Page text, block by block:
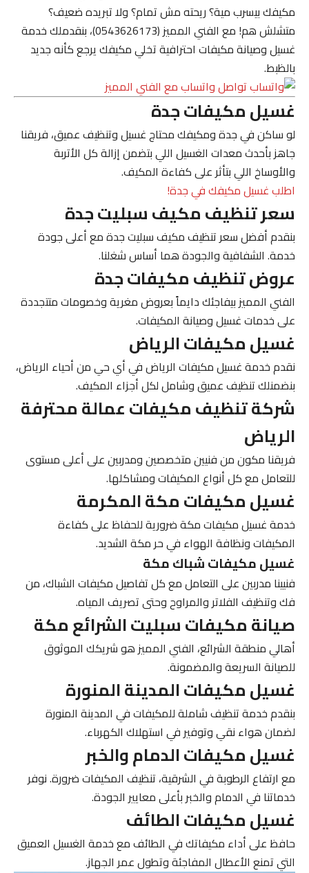
مكيفك بيسرب مية؟ ريحته مش تمام؟ ولا تبريده ضعيف؟
متشلش هم! معالفني المميز (0543626173)
، بنقدملك خدمة
غسيل وصيانة مكيفات احترافية تخلي مكيفك يرجع كأنه جديد
بالظبط.
تواصل واتساب مع الفني المميز
غسيل مكيفات جدة
لو ساكن فيجدةومكيفك محتاج غسيل وتنظيف عميق، فريقنا
جاهز بأحدث معدات الغسيل اللي بتضمن إزالة كل الأتربة
والأوساخ اللي بتأثر على كفاءة المكيف.
اطلب غسيل مكيفك في جدة!
سعر تنظيف مكيف سبليت جدة
بنقدم أفضلسعر تنظيف مكيف سبليت جدةمع أعلى جودة
خدمة. الشفافية والجودة هما أساس شغلنا.
عروض تنظيف مكيفات جدة
الفني المميزبيفاجئك دايماً بعروض مغرية وخصومات متتجددة
على خدمات غسيل وصيانة المكيفات.
غسيل مكيفات الرياض
نقدم خدمةغسيل مكيفات الرياضفي أي حي من أحياء الرياض،
بنضمنلك تنظيف عميق وشامل لكل أجزاء المكيف.
شركة تنظيف مكيفات عمالة محترفة
الرياض
فريقنا مكون من فنيين متخصصين ومدربين على أعلى مستوى
للتعامل مع كل أنواع المكيفات ومشاكلها.
غسيل مكيفات مكة المكرمة
خدمةغسيل مكيفات مكةضرورية للحفاظ على كفاءة
المكيفات ونظافة الهواء في حر مكة الشديد.
غسيل مكيفات شباك مكة
فنيينا مدربين على التعامل مع كل تفاصيل مكيفات الشباك، من
فك وتنظيف الفلاتر والمراوح وحتى تصريف المياه.
صيانة مكيفات سبليت الشرائع مكة
أهالي منطقة الشرائع،الفني المميزهو شريكك الموثوق
للصيانة السريعة والمضمونة.
غسيل مكيفات المدينة المنورة
بنقدم خدمة تنظيف شاملة للمكيفات في المدينة المنورة
لضمان هواء نقي وتوفير في استهلاك الكهرباء.
غسيل مكيفات الدمام والخبر
مع ارتفاع الرطوبة في الشرقية، تنظيف المكيفات ضرورة. نوفر
خدماتنا في الدمام والخبر بأعلى معايير الجودة.
غسيل مكيفات الطائف
حافظ على أداء مكيفاتك في الطائف مع خدمة الغسيل العميق
التي تمنع الأعطال المفاجئة وتطول عمر الجهاز.